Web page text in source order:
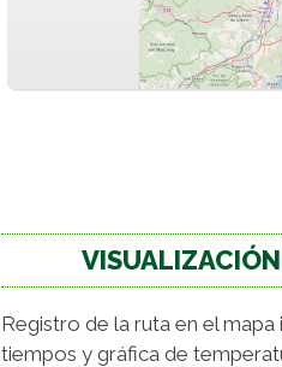
Registro de la ruta en el mapa
tiempos y gráfica de